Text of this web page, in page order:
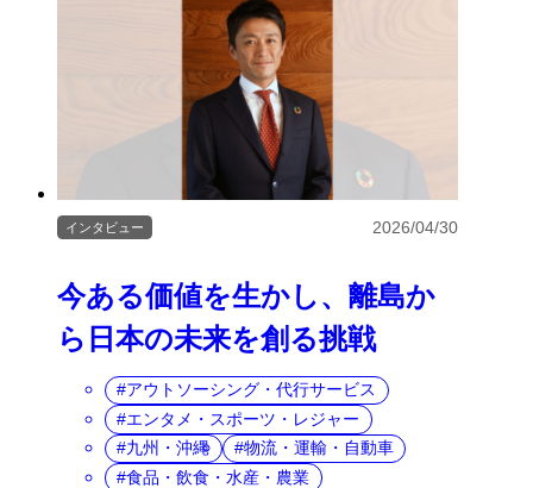
今ある価値を生かし、離島か
ら日本の未来を創る挑戦
インタビュー 2026/04/30
アウトソーシング・代行サービス
エンタメ・スポーツ・レジャー
九州・沖縄
物流・運輸・自動車
食品・飲食・水産・農業